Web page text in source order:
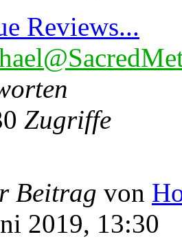
Reviews...
Zugriffe
Beitrag von
2019, 13:30